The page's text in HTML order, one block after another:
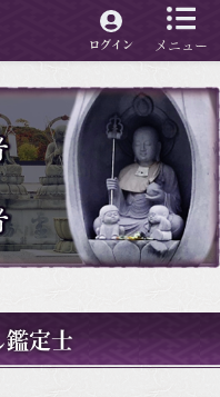
メニュー
ログイン
定士